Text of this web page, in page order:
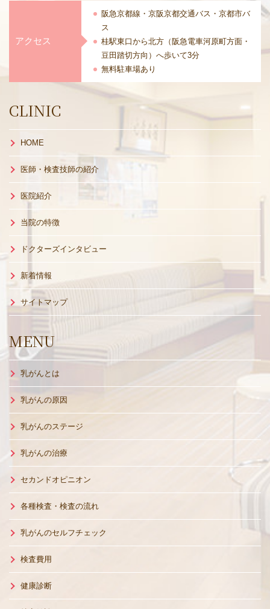
CLINIC
HOME
医師・検査技師の紹介
医院紹介
当院の特徴
ドクターズインタビュー
新着情報
サイトマップ
MENU
乳がんとは
乳がんの原因
乳がんのステージ
乳がんの治療
セカンドオピニオン
各種検査・検査の流れ
乳がんのセルフチェック
検査費用
健康診断
アクセス
阪急京都線・京阪京都交通バス・ 京都市バ
ス
桂駅東口から北方（阪急電車河原町方面・
豆田踏切方向）へ歩いて3分
無料駐車場あり